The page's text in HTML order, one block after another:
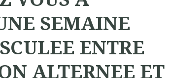
SEMAINE
ENTRE
ALTERNEE ET